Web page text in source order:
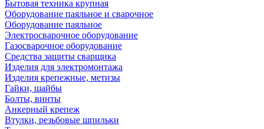
Бытовая техника крупная
Оборудование паяльное и сварочное
Оборудование паяльное
Электросварочное оборудование
Газосварочное оборудование
Средства защиты сварщика
Изделия для электромонтажа
Изделия крепежные, метизы
Гайки, шайбы
Болты, винты
Анкерный крепеж
Втулки, резьбовые шпильки